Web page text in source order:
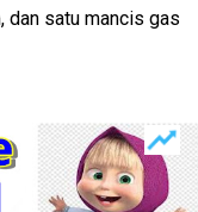
dan satu mancis gas